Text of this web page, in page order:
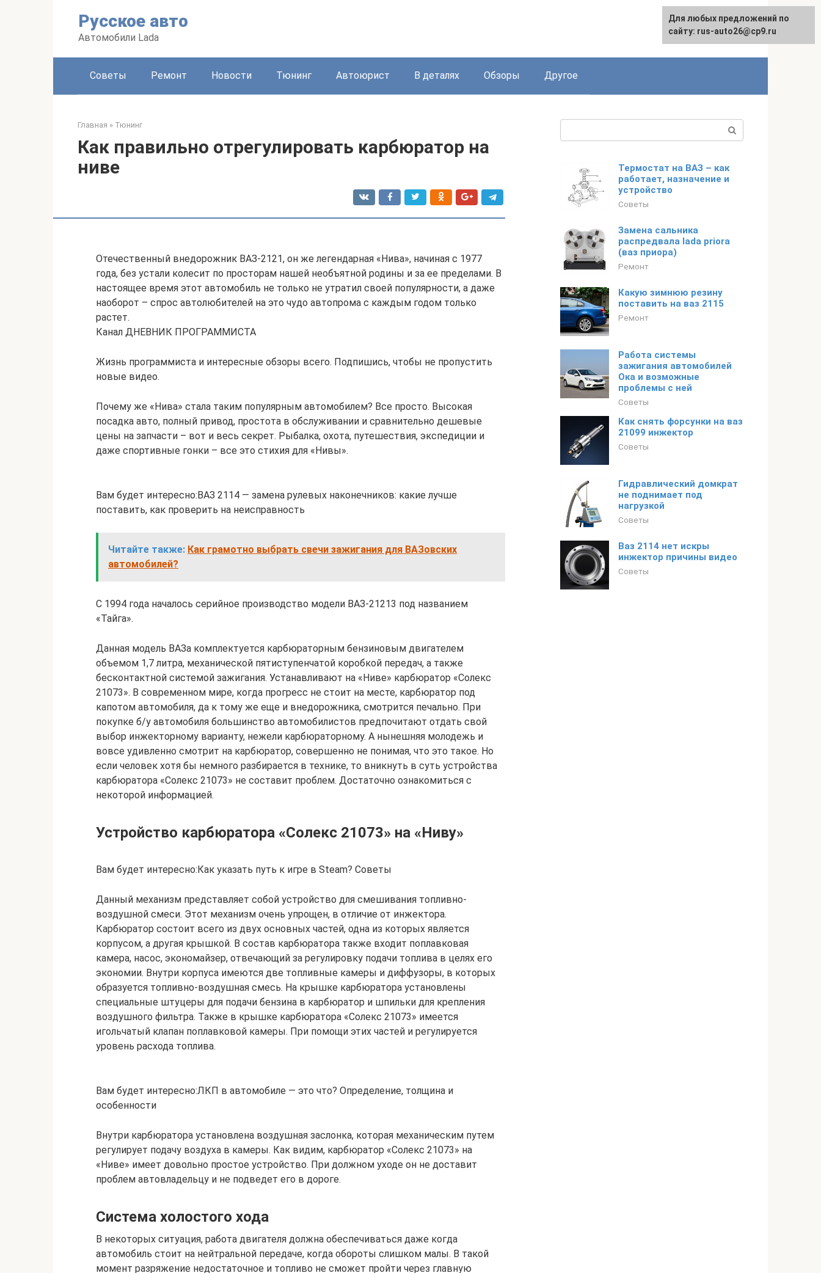
Русское авто
Автомобили Lada
Советы Ремонт Новости Тюнинг Автоюрист В деталях Обзоры Другое
Главная » Тюнинг
Как правильно отрегулировать карбюратор на
ниве
Отечественный внедорожник ВАЗ-2121, он же легендарная «Нива», начиная с 1977
года, без устали колесит по просторам нашей необъятной родины и за ее пределами. В
настоящее время этот автомобиль не только не утратил своей популярности, а даже
наоборот – спрос автолюбителей на это чудо автопрома с каждым годом только
растет.
Канал ДНЕВНИК ПРОГРАММИСТА
Жизнь программиста и интересные обзоры всего. Подпишись, чтобы не пропустить
новые видео.
Почему же «Нива» стала таким популярным автомобилем? Все просто. Высокая
посадка авто, полный привод, простота в обслуживании и сравнительно дешевые
цены на запчасти – вот и весь секрет. Рыбалка, охота, путешествия, экспедиции и
даже спортивные гонки – все это стихия для «Нивы».
Вам будет интересно:ВАЗ 2114 — замена рулевых наконечников: какие лучше
поставить, как проверить на неисправность
Читайте также: Как грамотно выбрать свечи зажигания для ВАЗовских
автомобилей?
С 1994 года началось серийное производство модели ВАЗ-21213 под названием
«Тайга».
Данная модель ВАЗа комплектуется карбюраторным бензиновым двигателем
объемом 1,7 литра, механической пятиступенчатой коробкой передач, а также
бесконтактной системой зажигания. Устанавливают на «Ниве» карбюратор «Солекс
21073». В современном мире, когда прогресс не стоит на месте, карбюратор под
капотом автомобиля, да к тому же еще и внедорожника, смотрится печально. При
покупке б/у автомобиля большинство автомобилистов предпочитают отдать свой
выбор инжекторному варианту, нежели карбюраторному. А нынешняя молодежь и
вовсе удивленно смотрит на карбюратор, совершенно не понимая, что это такое. Но
если человек хотя бы немного разбирается в технике, то вникнуть в суть устройства
карбюратора «Солекс 21073» не составит проблем. Достаточно ознакомиться с
некоторой информацией.
Устройство карбюратора «Солекс 21073» на «Ниву»
Вам будет интересно:Как указать путь к игре в Steam? Советы
Данный механизм представляет собой устройство для смешивания топливно-
воздушной смеси. Этот механизм очень упрощен, в отличие от инжектора.
Карбюратор состоит всего из двух основных частей, одна из которых является
корпусом, а другая крышкой. В состав карбюратора также входит поплавковая
камера, насос, экономайзер, отвечающий за регулировку подачи топлива в целях его
экономии. Внутри корпуса имеются две топливные камеры и диффузоры, в которых
образуется топливно-воздушная смесь. На крышке карбюратора установлены
специальные штуцеры для подачи бензина в карбюратор и шпильки для крепления
воздушного фильтра. Также в крышке карбюратора «Солекс 21073» имеется
игольчатый клапан поплавковой камеры. При помощи этих частей и регулируется
уровень расхода топлива.
Вам будет интересно:ЛКП в автомобиле — это что? Определение, толщина и
особенности
Внутри карбюратора установлена воздушная заслонка, которая механическим путем
регулирует подачу воздуха в камеры. Как видим, карбюратор «Солекс 21073» на
«Ниве» имеет довольно простое устройство. При должном уходе он не доставит
проблем автовладельцу и не подведет его в дороге.
Система холостого хода
В некоторых ситуация, работа двигателя должна обеспечиваться даже когда
автомобиль стоит на нейтральной передаче, когда обороты слишком малы. В такой
момент разряжение недостаточное и топливо не сможет пройти через главную
Термостат на ВАЗ – как
работает, назначение и
устройство
Советы
Замена сальника
распредвала lada priora
(ваз приора)
Ремонт
Какую зимнюю резину
поставить на ваз 2115
Ремонт
Работа системы
зажигания автомобилей
Ока и возможные
проблемы с ней
Советы
Как снять форсунки на ваз
21099 инжектор
Советы
Гидравлический домкрат
не поднимает под
нагрузкой
Советы
Ваз 2114 нет искры
инжектор причины видео
Советы
Для любых предложений по
сайту: rus-auto26@cp9.ru